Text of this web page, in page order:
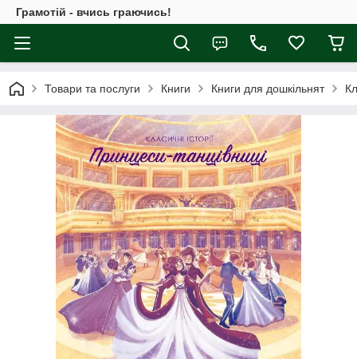
Грамотій - вчись граючись!
Товари та послуги Книги Книги для дошкільнят